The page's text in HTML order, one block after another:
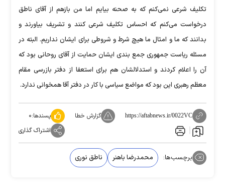
تکلیف شرعی نمی‌کنم که به صحنه بیایم اما من بازهم از آقای ناطق
درخواست می‌کنم که احساس تکلیف شرعی کنند و تشریف بیاورند و
بدانند که ما و امثال ما هیچ شرط و شروطی برای ایشان نداریم. البته در
مسئله ریاست جمهوری جمع بندی ایشان حمایت از آقای روحانی بود که
آن را اعلام کردند و استدلالشان هم برای استعفا از دفتر بازرسی مقام
معظم رهبری این بود که مواضع سیاسی با کار در دفتر آقا همخوانی ندارد.
https://aftabnews.ir/0022VC گزارش خطا پسندها:۰
اشتراک گذاری
برچسب‌ها: محمدرضا باهنر ناطق نوری